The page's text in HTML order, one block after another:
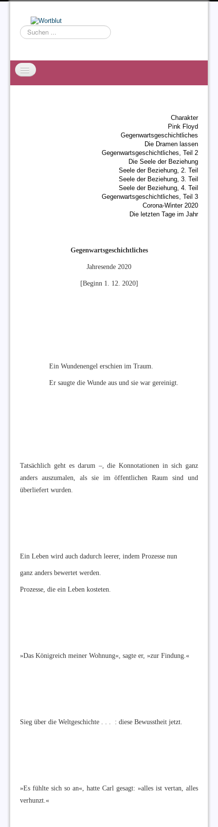
Suchen
...
Charakter
Pink Floyd
Gegenwartsgeschichtliches
Die Dramen lassen
Gegenwartsgeschichtliches, Teil 2
Die Seele der Beziehung
Seele der Beziehung, 2. Teil
Seele der Beziehung, 3. Teil
Seele der Beziehung, 4. Teil
Gegenwartsgeschichtliches, Teil 3
Corona-Winter 2020
Die letzten Tage im Jahr
Gegenwartsgeschichtliches
Jahresende 2020
[Beginn 1. 12. 2020]
Ein Wundenengel erschien im Traum.
Er saugte die Wunde aus und sie war gereinigt.
Tatsächlich geht es darum –, die Konnotationen in sich ganz
anders auszumalen, als sie im öffentlichen Raum sind und
überliefert wurden.
Ein Leben wird auch dadurch leerer, indem Prozesse nun
ganz anders bewertet werden.
Prozesse, die ein Leben kosteten.
»Das Königreich meiner Wohnung«, sagte er, »zur Findung.«
Sieg über die Weltgeschichte . . . : diese Bewusstheit jetzt.
»Es fühlte sich so an«, hatte Carl gesagt: »alles ist vertan, alles
verhunzt.«